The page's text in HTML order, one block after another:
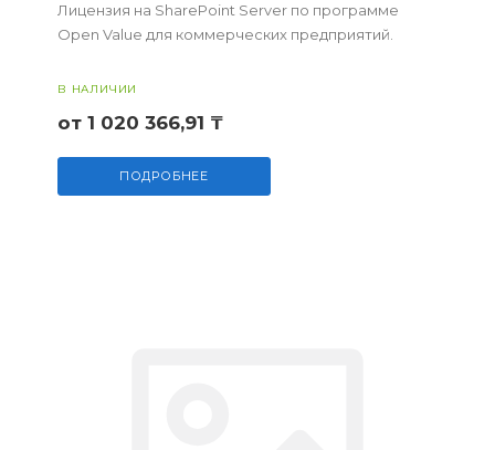
Лицензия на SharePoint Server по программе
Open Value для коммерческих предприятий.
В НАЛИЧИИ
от 1 020 366,91 ₸
ПОДРОБНЕЕ